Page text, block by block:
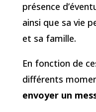
présence
ainsi que sa vie
et sa famille.
En fonction de
différents
envoyer un